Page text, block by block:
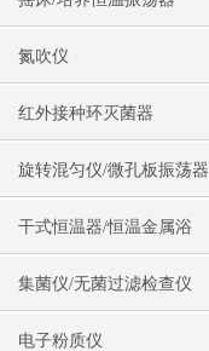
氮吹仪
红外接种环灭菌器
旋转混匀仪/微孔板振荡器
干式恒温器/恒温金属浴
集菌仪/无菌过滤检查仪
电子粉质仪